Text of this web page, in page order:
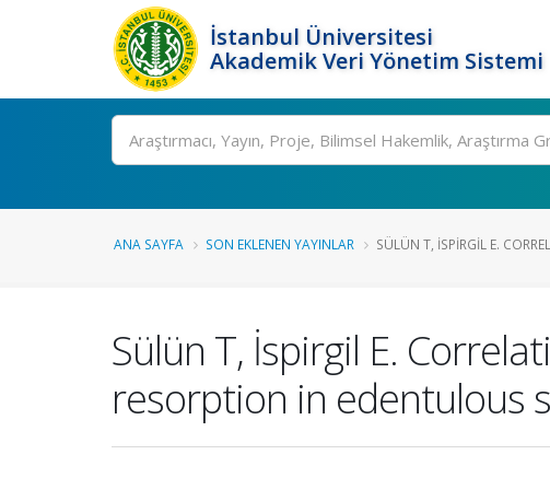
İstanbul Üniversitesi
Akademik Veri Yönetim Sistemi
Ara
ANA SAYFA SON EKLENEN YAYINLAR SÜLÜN T, İSPIRGIL E.
Sülün T, İspirgil E.
resorption in edentulous